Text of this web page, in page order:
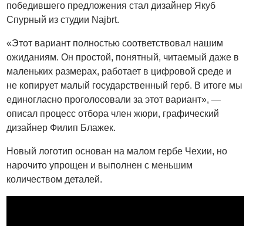
победившего предложения стал дизайнер Якуб
Спурный из студии Najbrt.
«Этот вариант полностью соответствовал нашим
ожиданиям. Он простой, понятный, читаемый даже в
маленьких размерах, работает в цифровой среде и
не копирует малый государственный герб. В итоге мы
единогласно проголосовали за этот вариант», —
описал процесс отбора член жюри, графический
дизайнер Филип Блажек.
Новый логотип основан на малом гербе Чехии, но
нарочито упрощен и выполнен с меньшим
количеством деталей.